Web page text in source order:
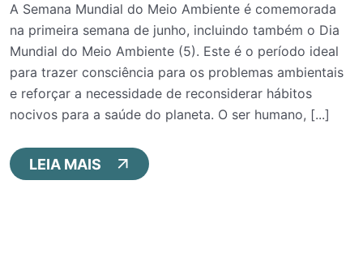
A Semana Mundial do Meio Ambiente é comemorada
na primeira semana de junho, incluindo também o Dia
Mundial do Meio Ambiente (5). Este é o período ideal
para trazer consciência para os problemas ambientais
e reforçar a necessidade de reconsiderar hábitos
nocivos para a saúde do planeta. O ser humano, [...]
LEIA MAIS